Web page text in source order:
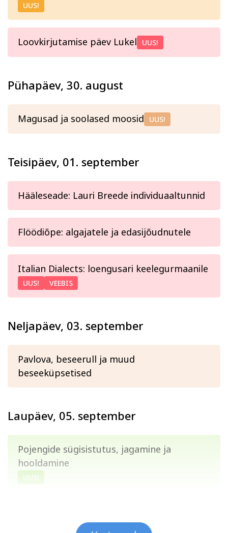
UUS!
Loovkirjutamise päev Lukel UUS!
Pühapäev, 30. august
Magusad ja soolased moosid UUS!
Teisipäev, 01. september
Hääleseade: Lauri Breede individuaaltunnid
Flöödiõpe: algajatele ja edasijõudnutele
Italian Dialects: loengusari keelegurmaanile
UUS! VEEBIS
Neljapäev, 03. september
Pavlova, beseerull ja muud
beseeküpsetised
Laupäev, 05. september
Pojengide sügisistutus, jagamine ja
hooldamine
UUS!